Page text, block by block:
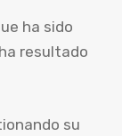
ha sido
resultado
su